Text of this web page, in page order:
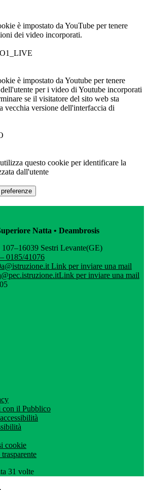
è impostato da YouTube per tenere
dei video incorporati.
è impostato da Youtube per tenere
per i video di Youtube incorporati
se il visitatore del sito web sta
vecchia versione dell'interfaccia di
questo cookie per identificare la
dall'utente
Natta • Deambrosis
Sestri Levante(GE)
0185/41076
Link per inviare una mail
Link per inviare una mail
il Pubblico
cookie
31 volte